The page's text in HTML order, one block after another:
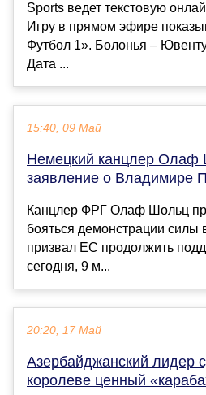
Sports ведет текстовую
Игру в прямом эфире
Футбол 1». Болонья –
Дата ...
15:40, 09 Май
Немецкий канцлер Олаф
заявление о Владимире
Канцлер ФРГ Олаф Шольц
бояться демонстрации силы
призвал ЕС продолжить
сегодня, 9 м...
20:20, 17 Май
Азербайджанский лидер
королеве ценный